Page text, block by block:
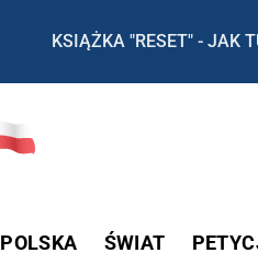
KSIĄŻKA "RESET" - JAK
POLSKA ŚWIAT